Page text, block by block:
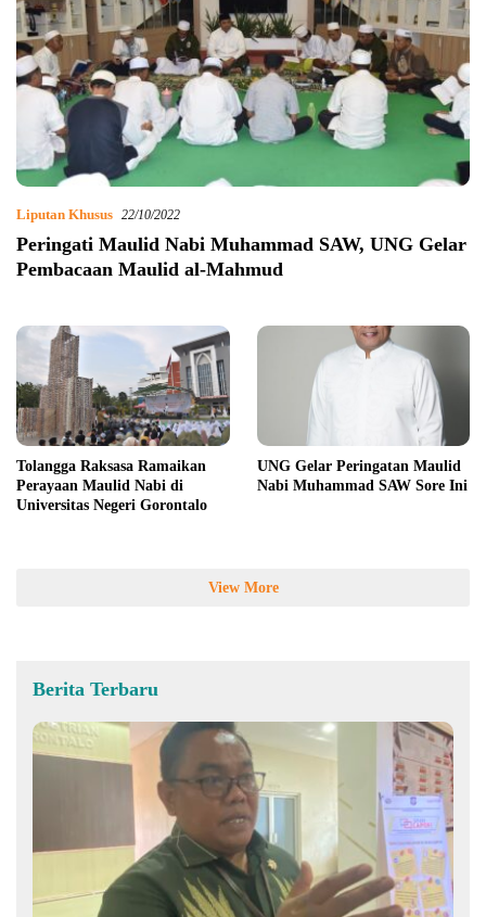
Liputan Khusus 22/10/2022
Peringati Maulid Nabi Muhammad SAW, UNG Gelar
Pembacaan Maulid al-Mahmud
Tolangga Raksasa Ramaikan
Perayaan Maulid Nabi di
Universitas Negeri Gorontalo
UNG Gelar Peringatan Maulid
Nabi Muhammad SAW Sore Ini
View More
Berita Terbaru